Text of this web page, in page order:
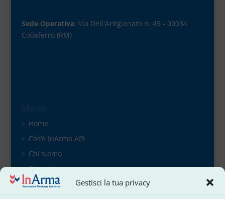
Gestisci la tua privacy
Sede Operativa: Via Dell'Artigianato n. 45 - 00034
Colleferro (RM)
Home
Cos’è InArma API
Chi siamo
Organigramma
il direttivo